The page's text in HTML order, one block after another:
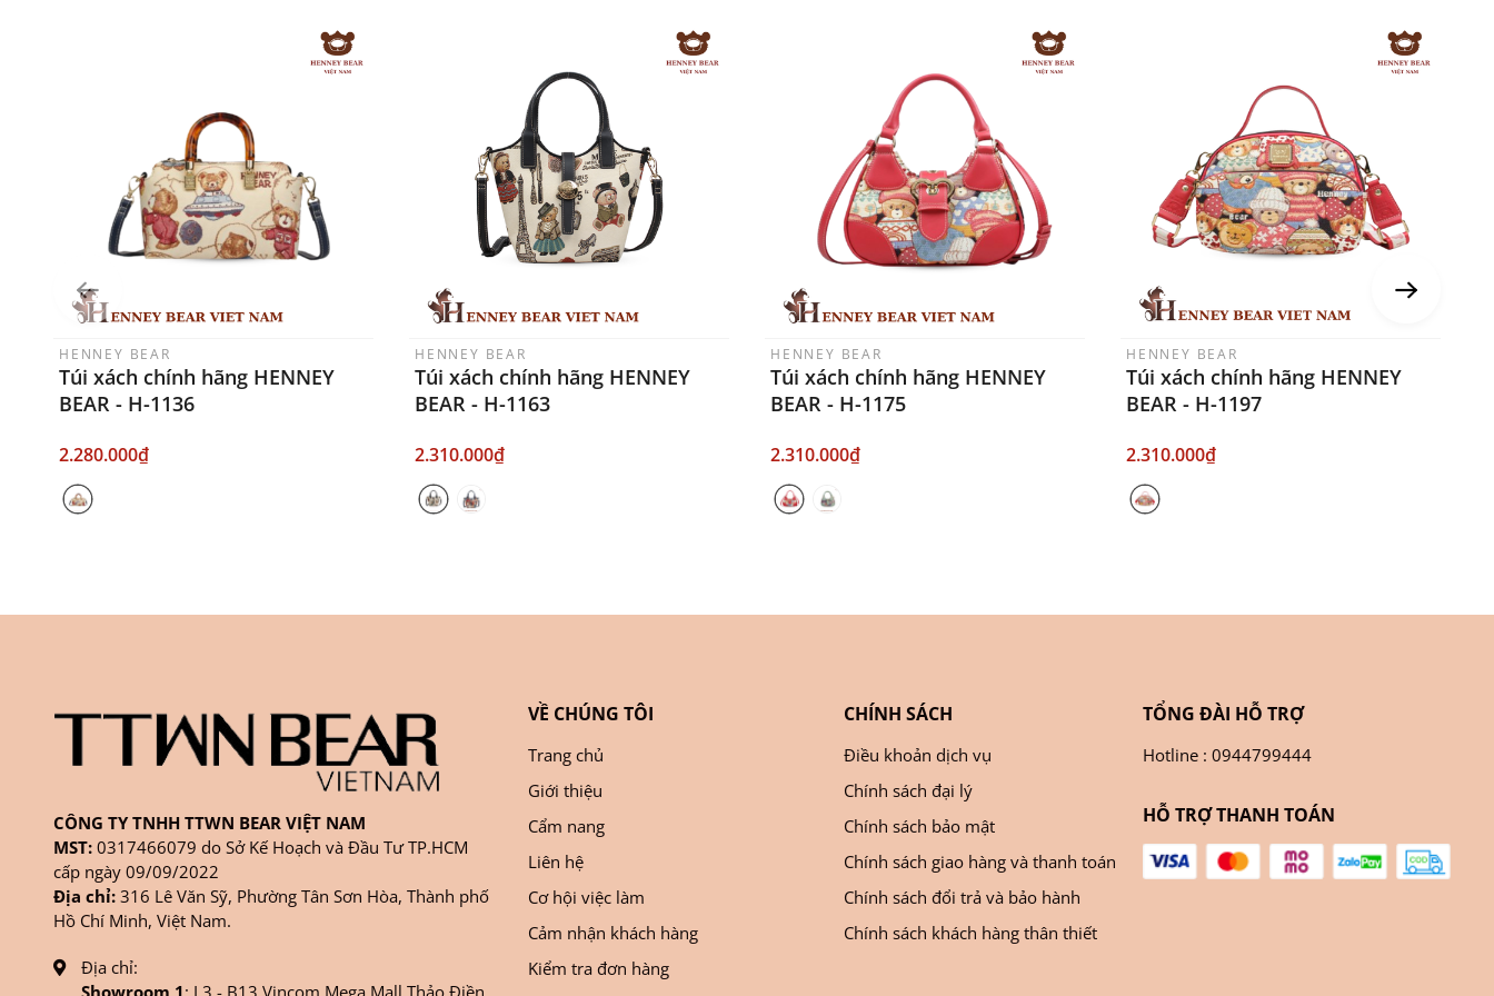
HENNEY BEAR
Túi xách chính hãng HENNEY
BEAR - H-1136
2.280.000₫
HENNEY BEAR
Túi xách chính hãng HENNEY
BEAR - H-1163
2.310.000₫
HENNEY BEAR
Túi xách chính hãng HENNEY
BEAR - H-1175
2.310.000₫
HENNEY BEAR
Túi xách chính hãng HENNEY
BEAR - H-1197
2.310.000₫
CÔNG TY TNHH TTWN BEAR VIỆT NAM
MST: 0317466079 do Sở Kế Hoạch và Đầu Tư TP.HCM
cấp ngày 09/09/2022
Địa chỉ: 316 Lê Văn Sỹ, Phường Tân Sơn Hòa, Thành phố
Hồ Chí Minh, Việt Nam.
Địa chỉ:
Showroom 1: L3 - B13 Vincom Mega Mall Thảo Điền
VỀ CHÚNG TÔI
Trang chủ
Giới thiệu
Cẩm nang
Liên hệ
Cơ hội việc làm
Cảm nhận khách hàng
Kiểm tra đơn hàng
CHÍNH SÁCH
Điều khoản dịch vụ
Chính sách đại lý
Chính sách bảo mật
Chính sách giao hàng và thanh toán
Chính sách đổi trả và bảo hành
Chính sách khách hàng thân thiết
TỔNG ĐÀI HỖ TRỢ
Hotline : 0944799444
HỖ TRỢ THANH TOÁN